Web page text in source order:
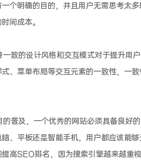
个明确的目的，并且用户无需思考太
间成本。
一致的设计风格和交互模式对于提升用
、菜单布局等交互元素的一致性，一
的普及，一个优秀的网站必须具备良好
、平板还是智能手机，用户都应该能
高SEO排名，因为搜索引擎越来越重视